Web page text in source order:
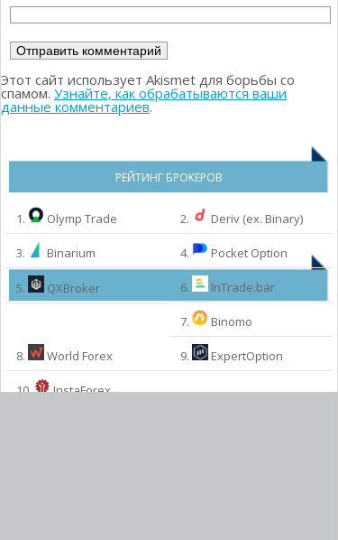
Этот сайт использует Akismet для борьбы со
спамом. Узнайте, как обрабатываются ваши
данные комментариев.
РЕЙТИНГ БРОКЕРОВ
1. Olymp Trade 2. Deriv (ex. Binary)
3. Binarium 4. Pocket Option
5. QXBroker 6. InTrade.bar
7. Binomo
8. World Forex 9. ExpertOption
10. InstaForex